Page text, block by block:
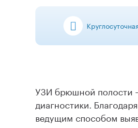
УЗИ брюшной полости
диагностики.
ведущим способом